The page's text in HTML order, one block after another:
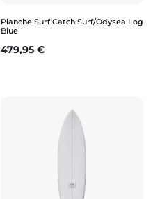
Planche Surf Catch Surf/Odysea Log
Blue
Prix
479,95 €